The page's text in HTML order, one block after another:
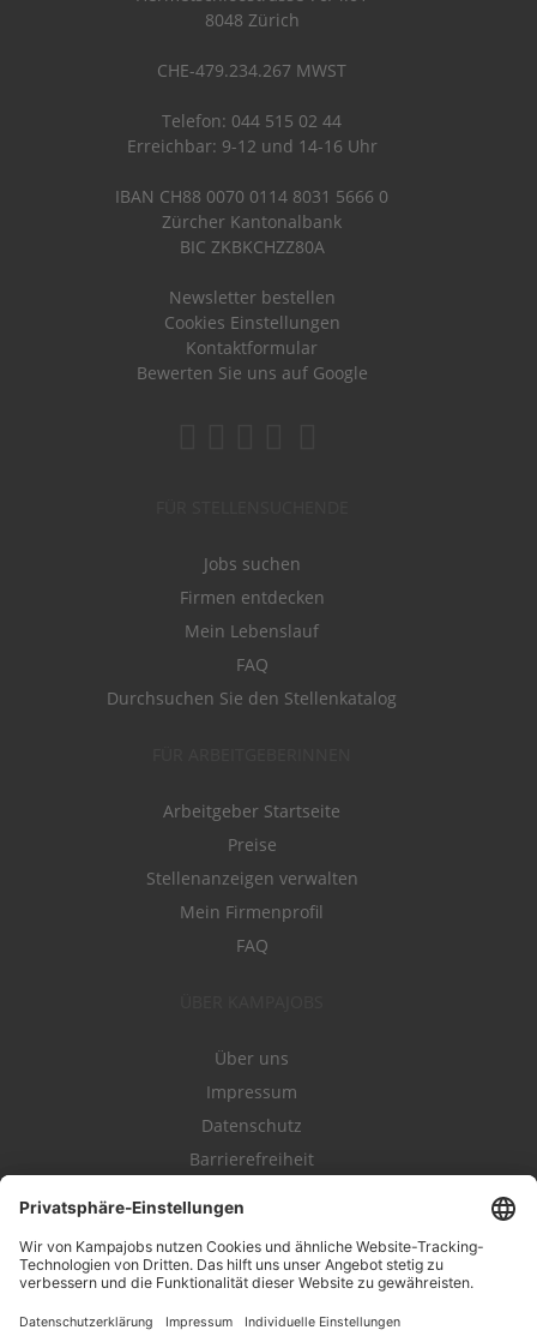
8048 Zürich
CHE-479.234.267 MWST
Telefon: 044 515 02 44
Erreichbar: 9-12 und 14-16 Uhr
IBAN CH88 0070 0114 8031 5666 0
Zürcher Kantonalbank
BIC ZKBKCHZZ80A
Newsletter bestellen
Cookies Einstellungen
Kontaktformular
Bewerten Sie uns auf Google
Jobs suchen
Firmen entdecken
Mein Lebenslauf
FAQ
Durchsuchen Sie den Stellenkatalog
Arbeitgeber Startseite
Preise
Stellenanzeigen verwalten
Mein Firmenprofil
FAQ
Über uns
Impressum
Datenschutz
Barrierefreiheit
Kampahire
Kampagnenforum
LeadNow